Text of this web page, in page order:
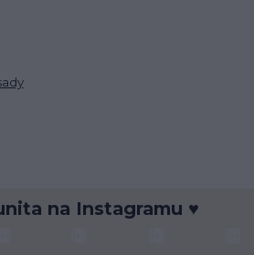
na Instagramu ♥